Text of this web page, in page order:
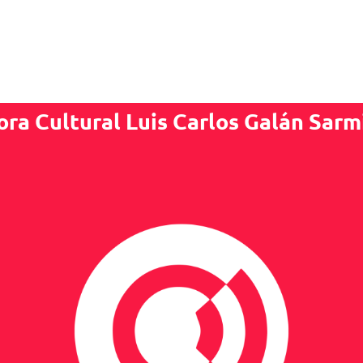
Cultural Luis Carlos Galán